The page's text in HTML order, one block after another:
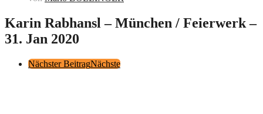
Karin Rabhansl – München / Feierwerk –
31. Jan 2020
PostNächster BeitragNächste